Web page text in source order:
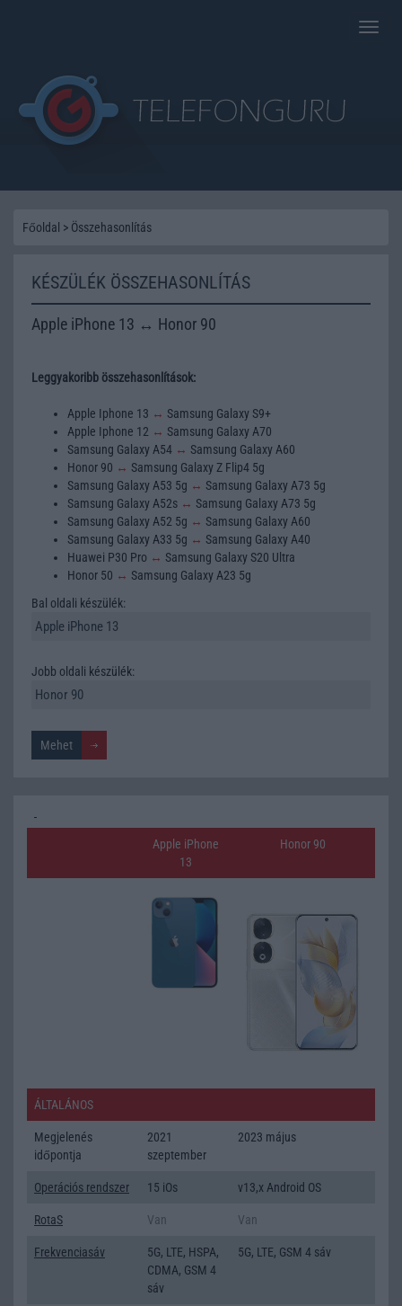
Toggle
Főoldal > Összehasonlítás
KÉSZÜLÉK ÖSSZEHASONLÍTÁS
Apple iPhone 13 ↔ Honor 90
Leggyakoribb összehasonlítások:
Apple Iphone 13 ↔ Samsung Galaxy S9+
Apple Iphone 12 ↔ Samsung Galaxy A70
Samsung Galaxy A54 ↔ Samsung Galaxy A60
Honor 90 ↔ Samsung Galaxy Z Flip4 5g
Samsung Galaxy A53 5g ↔ Samsung Galaxy A73 5g
Samsung Galaxy A52s ↔ Samsung Galaxy A73 5g
Samsung Galaxy A52 5g ↔ Samsung Galaxy A60
Samsung Galaxy A33 5g ↔ Samsung Galaxy A40
Huawei P30 Pro ↔ Samsung Galaxy S20 Ultra
Honor 50 ↔ Samsung Galaxy A23 5g
Bal oldali készülék:
Jobb oldali készülék:
Apple iPhone
13
Honor 90
ÁLTALÁNOS
Megjelenés
időpontja
2021
szeptember
2023 május
Operációs rendszer 15 iOs v13,x Android OS
RotaS Van Van
Frekvenciasáv
5G, LTE, HSPA,
CDMA, GSM 4
sáv
5G, LTE, GSM 4 sáv